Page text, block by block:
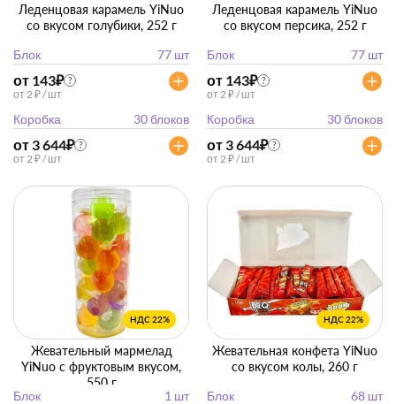
Леденцовая карамель YiNuo
со вкусом голубики, 252 г
Блок
77 шт
от 143₽ ?
от 2 ₽ / шт
Коробка 30 блоков
от 3 644₽ ?
от 2 ₽ / шт
Леденцовая карамель YiNuo
со вкусом персика, 252 г
Блок
77 шт
от 143₽ ?
от 2 ₽ / шт
Коробка 30 блоков
от 3 644₽ ?
от 2 ₽ / шт
НДС 22%
Жевательный мармелад
YiNuo с фруктовым вкусом,
550 г
Блок
1 шт
НДС 22%
Жевательная конфета YiNuo
со вкусом колы, 260 г
Блок
68 шт